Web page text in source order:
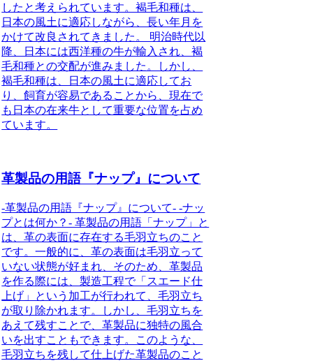
したと考えられています。褐毛和種は、
日本の風土に適応しながら、長い年月を
かけて改良されてきました。 明治時代以
降、日本には西洋種の牛が輸入され、褐
毛和種との交配が進みました。しかし、
褐毛和種は、日本の風土に適応してお
り、飼育が容易であることから、現在で
も日本の在来牛として重要な位置を占め
ています。
革製品の用語『ナップ』について
-革製品の用語『ナップ』について- -ナッ
プとは何か？- 革製品の用語「ナップ」と
は、革の表面に存在する毛羽立ちのこと
です。一般的に、革の表面は毛羽立って
いない状態が好まれ、そのため、革製品
を作る際には、製造工程で「スエード仕
上げ」という加工が行われて、毛羽立ち
が取り除かれます。しかし、毛羽立ちを
あえて残すことで、革製品に独特の風合
いを出すこともできます。このような、
毛羽立ちを残して仕上げた革製品のこと